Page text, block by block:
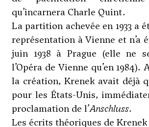
qu’incarnera Charle Quint.
La partition achevée en 1933 a
représentation à Vienne et n’a
juin 1938 à Prague (elle ne
l’Opéra de Vienne qu’en 1984).
la création, Krenek avait déjà
pour les États-Unis,
proclamation de l’Anschluss.
Les écrits théoriques de Krenek